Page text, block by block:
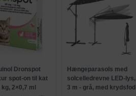
- Sandstrand med hængekøje
- Sandstrand med palme
Dronspot
spot-on til kat
kg, 2×0,7 ml
Hængeparasols med
solcelledrevne LED-lys,
3 m - grå, med krydsfod